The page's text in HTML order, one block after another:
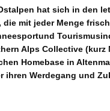
hat sich in den
die mit jeder Menge
Alps Collective (kurz
Homebase in
ihren Werdegang und